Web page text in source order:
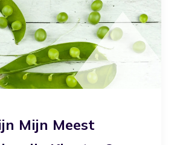
Mijn Meest